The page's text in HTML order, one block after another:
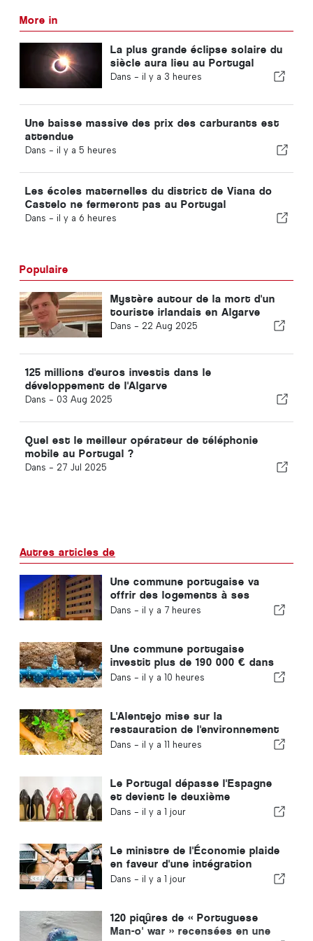
More in
La plus grande éclipse solaire du
siècle aura lieu au Portugal
Dans - il y a 3 heures
Une baisse massive des prix des carburants est
attendue
Dans - il y a 5 heures
Les écoles maternelles du district de Viana do
Castelo ne fermeront pas au Portugal
Dans - il y a 6 heures
Populaire
Mystère autour de la mort d'un
touriste irlandais en Algarve
Dans - 22 Aug 2025
125 millions d'euros investis dans le
développement de l'Algarve
Dans - 03 Aug 2025
Quel est le meilleur opérateur de téléphonie
mobile au Portugal ?
Dans - 27 Jul 2025
Autres articles de
Une commune portugaise va
offrir des logements à ses
habitants
Dans - il y a 7 heures
Une commune portugaise
investit plus de 190 000 € dans
l'approvisionnement en eau
Dans - il y a 10 heures
L'Alentejo mise sur la
restauration de l'environnement
grâce aux fonds européens
Dans - il y a 11 heures
Le Portugal dépasse l'Espagne
et devient le deuxième
producteur européen de
Dans - il y a 1 jour
Le ministre de l'Économie plaide
en faveur d'une intégration
encadrée et garantit une
Dans - il y a 1 jour
120 piqûres de « Portuguese
Man-o' war » recensées en une